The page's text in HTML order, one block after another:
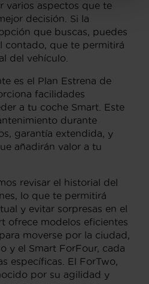
varios aspectos que te
decisión. Si la
que buscas, puedes
contado, que te permitirá
del vehículo.
es el Plan Estrena de
facilidades
a tu coche Smart. Este
durante
garantía extendida, y
añadirán valor a tu
revisar el historial del
lo que te permitirá
y evitar sorpresas en el
ofrece modelos eficientes
moverse por la ciudad,
y el Smart ForFour, cada
específicas. El ForTwo,
por su agilidad y